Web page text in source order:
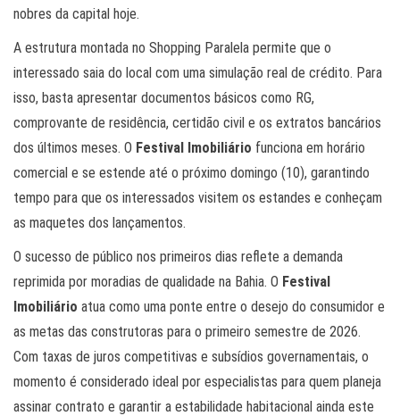
nobres da capital hoje.
A estrutura montada no Shopping Paralela permite que o
interessado saia do local com uma simulação real de crédito. Para
isso, basta apresentar documentos básicos como RG,
comprovante de residência, certidão civil e os extratos bancários
dos últimos meses. O Festival Imobiliário funciona em horário
comercial e se estende até o próximo domingo (10), garantindo
tempo para que os interessados visitem os estandes e conheçam
as maquetes dos lançamentos.
O sucesso de público nos primeiros dias reflete a demanda
reprimida por moradias de qualidade na Bahia. O Festival
Imobiliário atua como uma ponte entre o desejo do consumidor e
as metas das construtoras para o primeiro semestre de 2026.
Com taxas de juros competitivas e subsídios governamentais, o
momento é considerado ideal por especialistas para quem planeja
assinar contrato e garantir a estabilidade habitacional ainda este